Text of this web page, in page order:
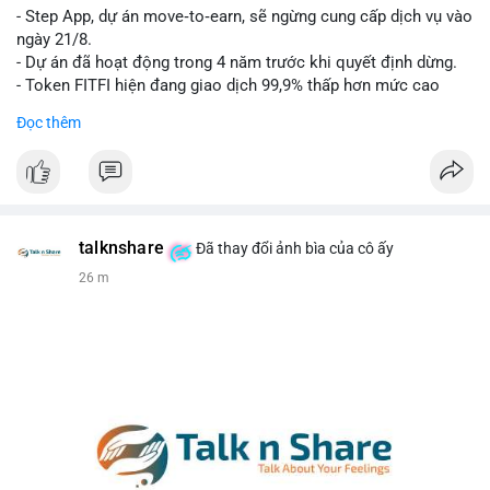
Lời khuyên cho nhà đầu tư nhỏ lẻ: Theo dõi xác nhận của giao
dịch này. Nếu BTC tiếp tục bị rút khỏi sàn với tần suất tăng, đó
là tín hiệu tích cực cho xu hướng tăng giá. Hạn chế hành động
- Step App, dự án move‑to‑earn, sẽ ngừng cung cấp dịch vụ vào
ngày 21/8.
- Dự án đã hoạt động trong 4 năm trước khi quyết định dừng.
- Token FITFI hiện đang giao dịch 99,9% thấp hơn mức cao
#vlikevn #titanbot
Đọc thêm
talknshare Đã thay đổi ảnh bìa của cô ấy
26 m